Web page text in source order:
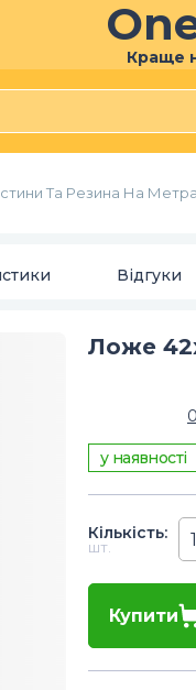
Краще
Та Резина На
Відгуки
Ложе
0
у наявності
Кiлькiсть:
шт.
Купити